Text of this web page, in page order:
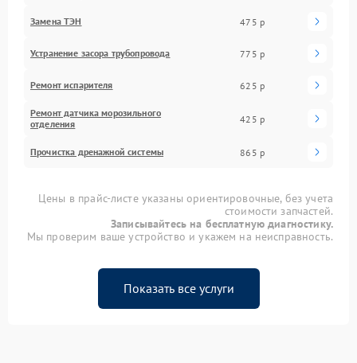
Замена ТЭН 475 р
Устранение засора трубопровода 775 р
Ремонт испарителя 625 р
Ремонт датчика морозильного
отделения
425 р
Прочистка дренажной системы 865 р
Цены в прайс-листе указаны ориентировочные, без учета
стоимости запчастей.
Записывайтесь на бесплатную диагностику.
Мы проверим ваше устройство и укажем на неисправность.
Показать все услуги